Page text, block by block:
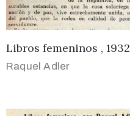
Libros femeninos , 1932
Raquel Adler